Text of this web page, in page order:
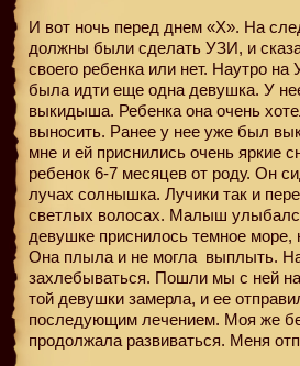
И вот ночь перед днем «X». На
должны были сделать УЗИ, и
своего ребенка или нет. Наутро
была идти еще одна девушка. У
выкидыша. Ребенка она очень
выносить. Ранее у нее уже был
мне и ей приснились очень яркие
ребенок 6-7 месяцев от роду. Он
лучах солнышка. Лучики так и
светлых волосах. Малыш
девушке приснилось темное море,
Она плыла и не могла выплыть.
захлебываться. Пошли мы с ней
той девушки замерла, и ее
последующим лечением. Моя же
продолжала развиваться. Меня